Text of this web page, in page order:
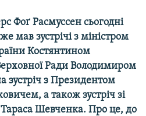
Фоґ Расмуссен сьогодні
мав зустрічі з міністром
Костянтином
Ради Володимиром
зустріч з Президентом
а також зустріч зі
Шевченка. Про це, до